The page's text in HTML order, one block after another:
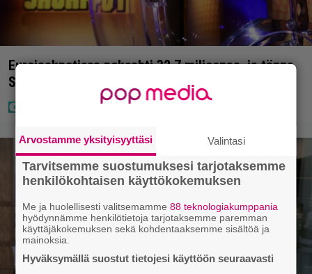
Eurojackpotissa poksahti 32,7 miljoonaa, ja tänne
Suomen isoin voitto meni
Arvostamme yksityisyyttäsi Valintasi
Tarvitsemme suostumuksesi tarjotaksemme
henkilökohtaisen käyttökokemuksen
Me ja huolellisesti valitsemamme88 teknologiakumppania
hyödynnämme henkilötietoja tarjotaksemme paremman
käyttäjäkokemuksen sekä kohdentaaksemme sisältöä ja
mainoksia.
Hyväksymällä suostut tietojesi käyttöön seuraavasti